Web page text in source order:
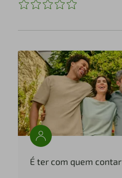
É ter com quem contar